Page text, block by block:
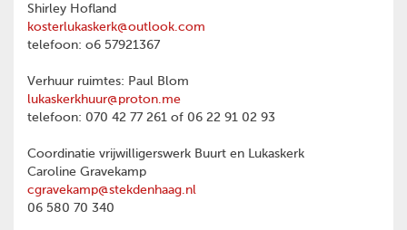
Shirley Hofland
kosterlukaskerk@outlook.com
telefoon: o6 57921367
Verhuur ruimtes: Paul Blom
lukaskerkhuur@proton.me
telefoon: 070 42 77 261 of 06 22 91 02 93
Coordinatie vrijwilligerswerk Buurt en Lukaskerk
Caroline Gravekamp
cgravekamp@stekdenhaag.nl
06 580 70 340